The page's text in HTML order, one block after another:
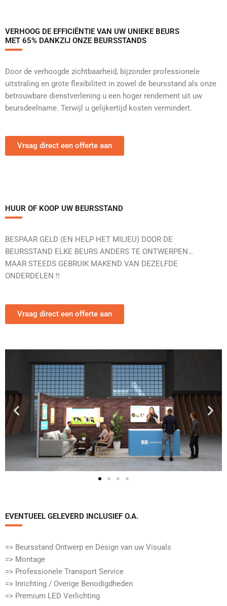
VERHOOG DE EFFICIËNTIE VAN UW UNIEKE BEURS
MET 65% DANKZIJ ONZE BEURSSTANDS
Door de verhoogde zichtbaarheid, bijzonder professionele
uitstraling en grote flexibiliteit in zowel de beursstand als onze
betrouwbare dienstverlening u een hoger rendement uit uw
beursdeelname. Terwijl u gelijkertijd kosten vermindert.
Vraag direct een offerte aan
HUUR OF KOOP UW BEURSSTAND
BESPAAR GELD (EN HELP HET MILIEU) DOOR DE
BEURSSTAND ELKE BEURS ANDERS TE ONTWERPEN…
MAAR STEEDS GEBRUIK MAKEND VAN DEZELFDE
ONDERDELEN !!
Vraag direct een offerte aan
EVENTUEEL GELEVERD INCLUSIEF O.A.​
=> Beursstand Ontwerp en Design van uw Visuals
=> Montage
=> Professionele Transport Service
=> Inrichting / Overige Benodigdheden
=> Premium LED Verlichting